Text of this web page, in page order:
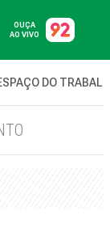
OUÇA
AO VIVO
DO